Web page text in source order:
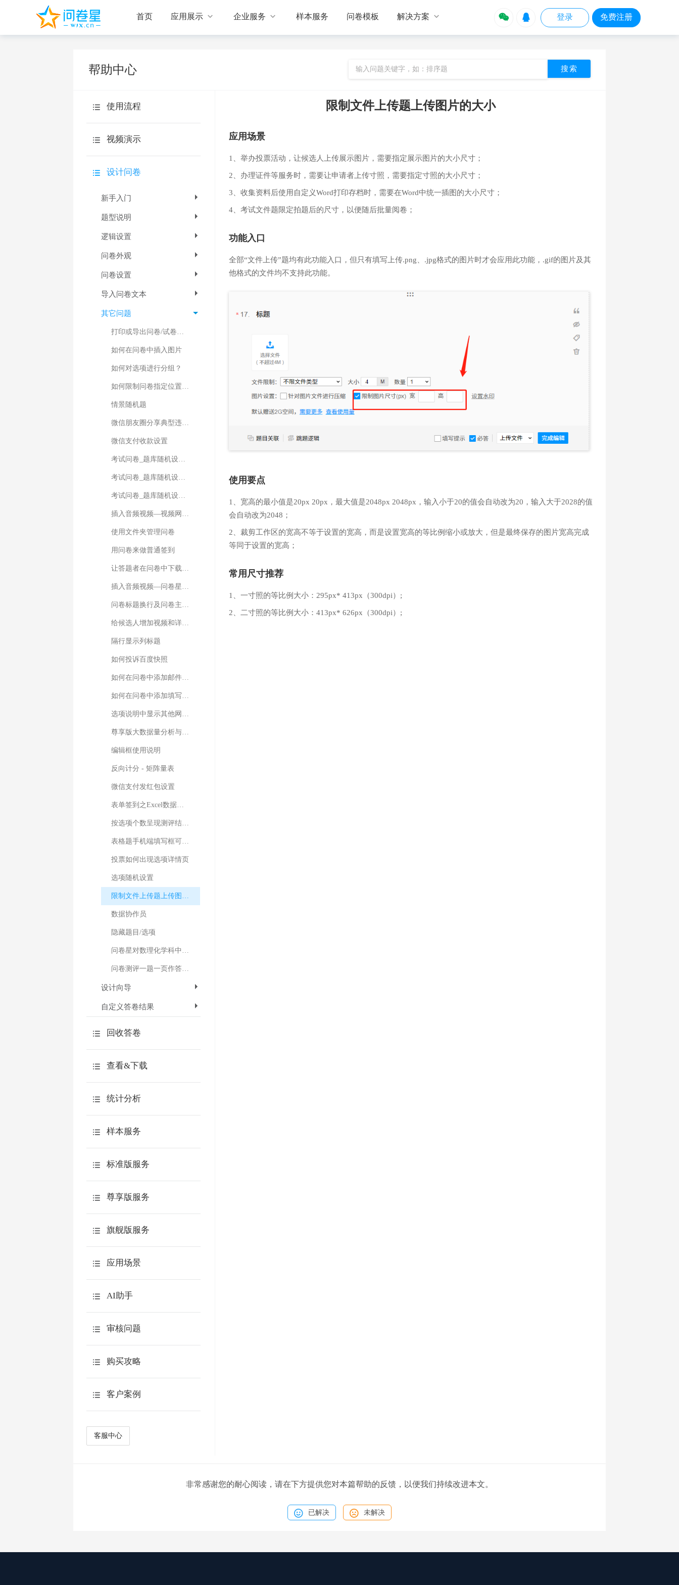
首页 应用展示  企业服务  样本服务 问卷模板 解决方案    登录 免费注册
帮助中心
使用流程
视频演示
统计分析
旗舰版
设计问卷
新手入门
题型说明
逻辑设置
问卷外观
问卷设置
导入问卷文本
其它问题
打印或导出问卷/试卷为Word文档
如何在问卷中插入图片
如何对选项进行分组？
如何限制问卷指定位置才可作答
情景随机题
微信朋友圈分享典型违规案例
微信支付收款设置
考试问卷_题库随机设置_随机抽取题目
考试问卷_题库随机设置_分页抽取
考试问卷_题库随机设置_题型抽取
插入音频视频—视频网站解决方案
使用文件夹管理问卷
用问卷来做普通签到
让答题者在问卷中下载文件
插入音频视频—问卷星多媒体素材库解决方案
问卷标题换行及问卷主标题和副标题
给候选人增加视频和详细介绍页面
隔行显示列标题
如何投诉百度快照
如何在问卷中添加邮件题型
如何在问卷中添加填写手机号码的题型
选项说明中显示其他网址内容
尊享版大数据量分析与下载
编辑框使用说明
反向计分 - 矩阵量表
微信支付发红包设置
表单签到之Excel数据导入
按选项个数呈现测评结果(以DISC测评为例)
表格题手机端填写框可滑动出现设置
投票如何出现选项详情页
选项随机设置
限制文件上传题上传图片的大小
数据协作员
隐藏题目/选项
问卷星对数理化学科中公式的支持
问卷测评一题一页作答模式
设计向导
自定义答卷结果
回收答卷
自定义链接
邀请邮件
邀请短信
填写问题
微信邀请
查看&下载
下载原始答卷
下载到spss分析
统计分析
自定义查询
测评报告
答卷来源分析
效率工具
样本服务
标准版服务
账号安全
企业微信
钉钉
尊享版服务
功能介绍
敬业度问卷
满意度问卷
联系人
计算公式
多用户管理
旗舰版服务
微信服务号用户体系
应用场景
AI助手
AI追问
AI报告
AI点数说明
简答题智能阅卷
ApiKey使用说明
审核问题
购买攻略
客户案例
常见案例
客服中心
限制文件上传题上传图片的大小
应用场景
1、举办投票活动，让候选人上传展示图片，需要指定展示图片的大小尺寸；
2、办理证件等服务时，需要让申请者上传寸照，需要指定寸照的大小尺寸；
3、收集资料后使用自定义Word打印存档时，需要在Word中统一插图的大小尺寸；
4、考试文件题限定拍题后的尺寸，以便随后批量阅卷；
功能入口
全部“文件上传”题均有此功能入口，但只有填写上传.png、.jpg格式的图片时才会应用此功能，.gif的图片及其
他格式的文件均不支持此功能。
使用要点
1、宽高的最小值是20px 20px，最大值是2048px 2048px，输入小于20的值会自动改为20，输入大于2028的值
会自动改为2048；
2、裁剪工作区的宽高不等于设置的宽高，而是设置宽高的等比例缩小或放大，但是最终保存的图片宽高完成
等同于设置的宽高；
常用尺寸推荐
1、一寸照的等比例大小：295px* 413px（300dpi）;
2、二寸照的等比例大小：413px* 626px（300dpi）;
非常感谢您的耐心阅读，请在下方提供您对本篇帮助的反馈，以便我们持续改进本文。
已解决 未解决